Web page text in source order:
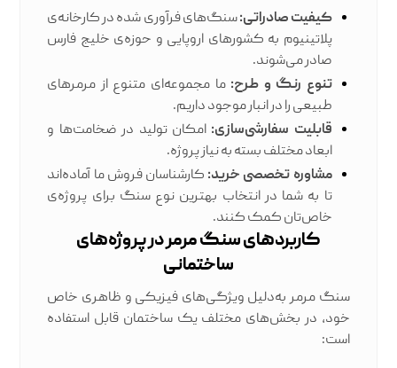
کیفیت صادراتی:سنگ‌های فرآوری شده در کارخانه‌ی
پلاتینیوم به کشورهای اروپایی و حوزه‌ی خلیج فارس
صادر می‌شوند.
تنوع رنگ و طرح: ما مجموعه‌ای متنوع از مرمرهای
طبیعی را در انبار موجود داریم.
قابلیت سفارشی‌سازی: امکان تولید در ضخامت‌ها و
ابعاد مختلف بسته به نیاز پروژه.
مشاوره تخصصی خرید: کارشناسان فروش ما آماده‌اند
تا به شما در انتخاب بهترین نوع سنگ برای پروژه‌ی
خاص‌تان کمک کنند.
کاربردهای سنگ مرمر در پروژه‌های
ساختمانی
سنگ مرمر به‌دلیل ویژگی‌های فیزیکی و ظاهری خاص
خود، در بخش‌های مختلف یک ساختمان قابل استفاده
است: